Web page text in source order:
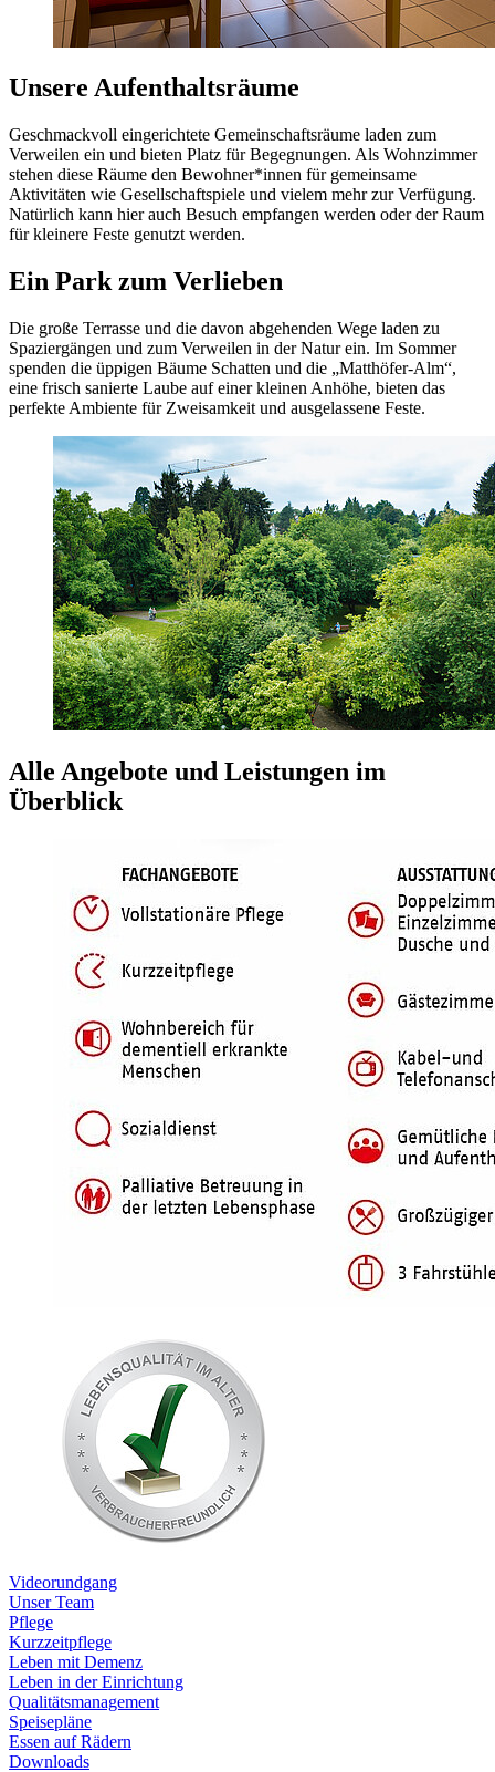
Unsere Aufenthaltsräume
Geschmackvoll eingerichtete Gemeinschaftsräume laden zum
Verweilen ein und bieten Platz für Begegnungen. Als Wohnzimmer
stehen diese Räume den Bewohner*innen für gemeinsame
Aktivitäten wie Gesellschaftspiele und vielem mehr zur Verfügung.
Natürlich kann hier auch Besuch empfangen werden oder der Raum
für kleinere Feste genutzt werden.
Ein Park zum Verlieben
Die große Terrasse und die davon abgehenden Wege laden zu
Spaziergängen und zum Verweilen in der Natur ein. Im Sommer
spenden die üppigen Bäume Schatten und die „Matthöfer-Alm“,
eine frisch sanierte Laube auf einer kleinen Anhöhe, bieten das
perfekte Ambiente für Zweisamkeit und ausgelassene Feste.
Alle Angebote und Leistungen im
Überblick
Videorundgang
Unser Team
Pflege
Kurzzeitpflege
Leben mit Demenz
Leben in der Einrichtung
Qualitätsmanagement
Speisepläne
Essen auf Rädern
Downloads